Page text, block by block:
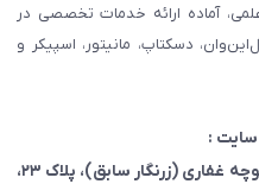
آماده ارائه خدمات تخصصی در
دسکتاپ، مانیتور، اسپیکر و
:
غفاری (زرنگار سابق)
، پلاک ۲۳،